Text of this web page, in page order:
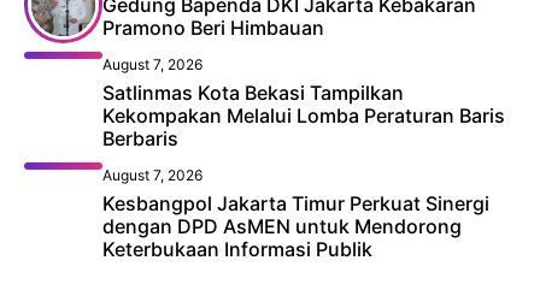
Pramono Beri Himbauan
August 7, 2026
Satlinmas Kota Bekasi Tampilkan
Kekompakan Melalui Lomba Peraturan Baris
Berbaris
August 7, 2026
Kesbangpol Jakarta Timur Perkuat Sinergi
dengan DPD AsMEN untuk Mendorong
Keterbukaan Informasi Publik